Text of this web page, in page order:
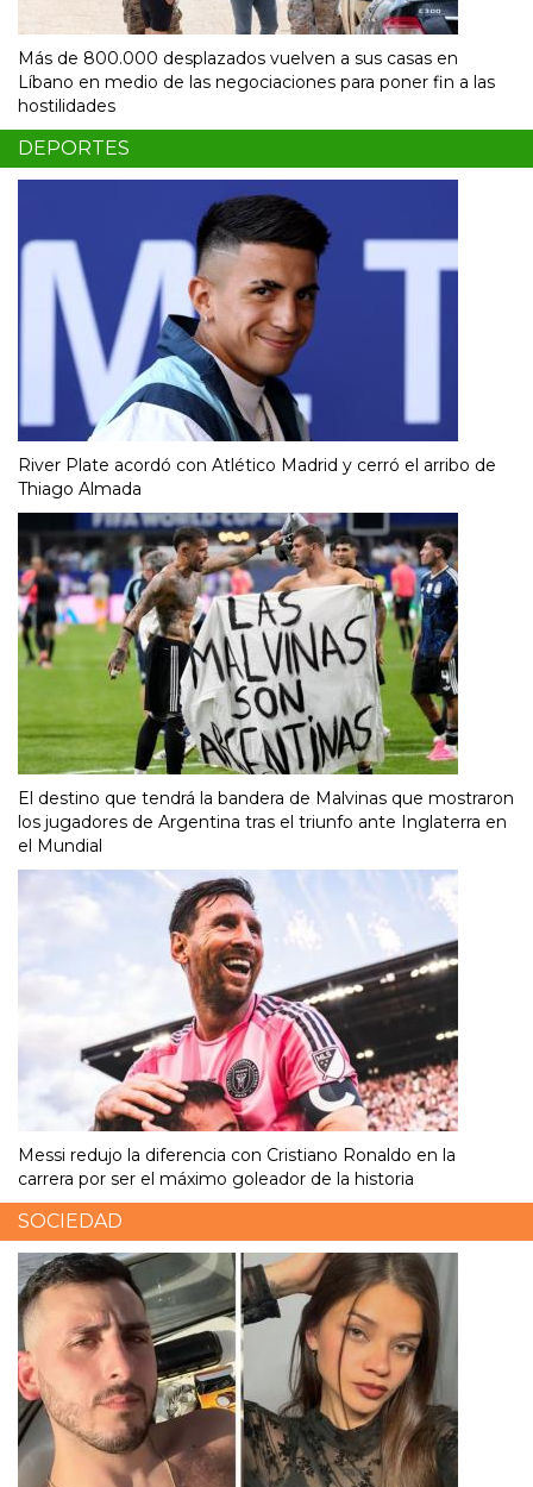
Más de 800.000 desplazados vuelven a sus casas en
Líbano en medio de las negociaciones para poner fin a las
hostilidades
DEPORTES
River Plate acordó con Atlético Madrid y cerró el arribo de
Thiago Almada
El destino que tendrá la bandera de Malvinas que mostraron
los jugadores de Argentina tras el triunfo ante Inglaterra en
el Mundial
Messi redujo la diferencia con Cristiano Ronaldo en la
carrera por ser el máximo goleador de la historia
SOCIEDAD